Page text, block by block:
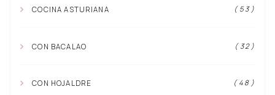
COCINA ASTURIANA ( 53 )
CON BACALAO ( 32 )
CON HOJALDRE ( 48 )